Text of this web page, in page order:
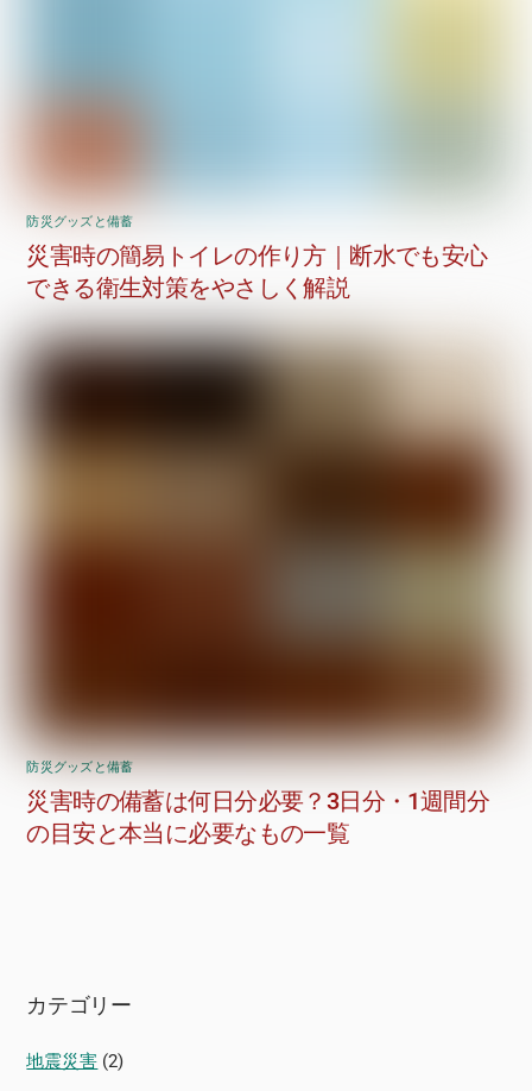
防災グッズと備蓄
災害時の簡易トイレの作り方｜断水でも安心
できる衛生対策をやさしく解説
防災グッズと備蓄
災害時の備蓄は何日分必要？3日分・1週間分
の目安と本当に必要なもの一覧
カテゴリー
地震災害 (2)